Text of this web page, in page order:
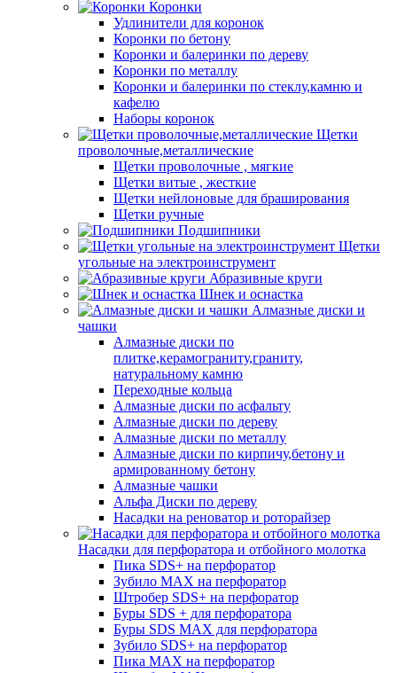
Коронки
Удлинители для коронок
Коронки по бетону
Коронки и балеринки по дереву
Коронки по металлу
Коронки и балеринки по стеклу,камню и
кафелю
Наборы коронок
Щетки
проволочные,металлические
Щетки проволочные , мягкие
Щетки витые , жесткие
Щетки нейлоновые для браширования
Щетки ручные
Подшипники
Щетки
угольные на электроинструмент
Абразивные круги
Шнек и оснастка
Алмазные диски и
чашки
Алмазные диски по
плитке,керамограниту,граниту,
натуральному камню
Переходные кольца
Алмазные диски по асфальту
Алмазные диски по дереву
Алмазные диски по металлу
Алмазные диски по кирпичу,бетону и
армированному бетону
Алмазные чашки
Альфа Диски по дереву
Насадки на реноватор и роторайзер
Насадки для перфоратора и отбойного молотка
Пика SDS+ на перфоратор
Зубило MAX на перфоратор
Штробер SDS+ на перфоратор
Буры SDS + для перфоратора
Буры SDS MAX для перфоратора
Зубило SDS+ на перфоратор
Пика MAX на перфоратор